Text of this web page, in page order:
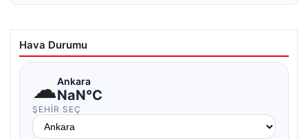
Hava Durumu
☁Ankara
NaN°C
ŞEHIR SEÇ